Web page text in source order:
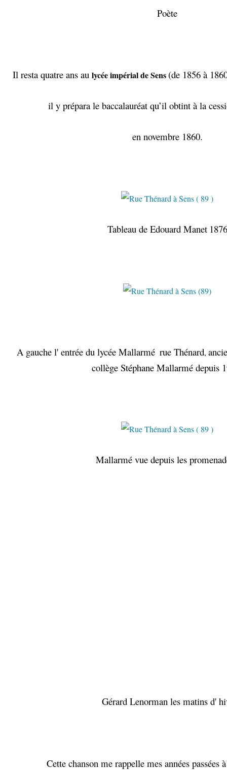
Poète
Il resta quatre ans au lycée impérial de Sens (de 1856 à
il y prépara le baccalauréat qu’il obtint à la
en novembre 1860.
Tableau de Edouard Manet 1876
A gauche l' entrée du lycée Mallarmé rue Thénard,
collège Stéphane Mallarmé depuis
Mallarmé vue depuis les
Gérard Lenorman les matins d'
Cette chanson me rappelle mes années passées